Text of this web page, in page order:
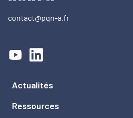
contact@pqn-a.fr
Actualités
Ressources